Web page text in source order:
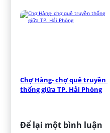
Chợ Hàng- chợ quê truyền
thống giữa TP. Hải Phòng
Để lại một bình luận